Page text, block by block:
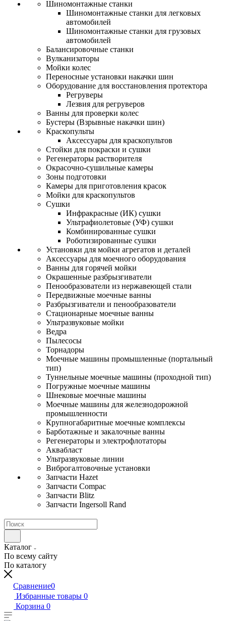
Шиномонтажные станки
Шиномонтажные станки для легковых
автомобилей
Шиномонтажные станки для грузовых
автомобилей
Балансировочные станки
Вулканизаторы
Мойки колес
Переносные установки накачки шин
Оборудование для восстановления протектора
Регруверы
Лезвия для регруверов
Ванны для проверки колес
Бустеры (Взрывные накачки шин)
Краскопульты
Аксессуары для краскопультов
Стойки для покраски и сушки
Регенераторы растворителя
Окрасочно-сушильные камеры
Зоны подготовки
Камеры для приготовления красок
Мойки для краскопультов
Сушки
Инфракрасные (ИК) сушки
Ультрафиолетовые (УФ) сушки
Комбинированные сушки
Роботизированные сушки
Установки для мойки агрегатов и деталей
Аксессуары для моечного оборудования
Ванны для горячей мойки
Окрашенные разбрызгиватели
Пенообразователи из нержавеющей стали
Передвижные моечные ванны
Разбрызгиватели и пенообразователи
Стационарные моечные ванны
Ультразвуковые мойки
Ведра
Пылесосы
Торнадоры
Моечные машины промышленные (портальный
тип)
Туннельные моечные машины (проходной тип)
Погружные моечные машины
Шнековые моечные машины
Моечные машины для железнодорожной
промышленности
Крупногабаритные моечные комплексы
Барботажные и закалочные ванны
Регенераторы и электрофлотаторы
Аквабласт
Ультразвуковые линии
Виброгалтовочные установки
Запчасти Hazet
Запчасти Compac
Запчасти Blitz
Запчасти Ingersoll Rand
Каталог
По всему сайту
По каталогу
Сравнение0
Избранные товары 0
Корзина 0